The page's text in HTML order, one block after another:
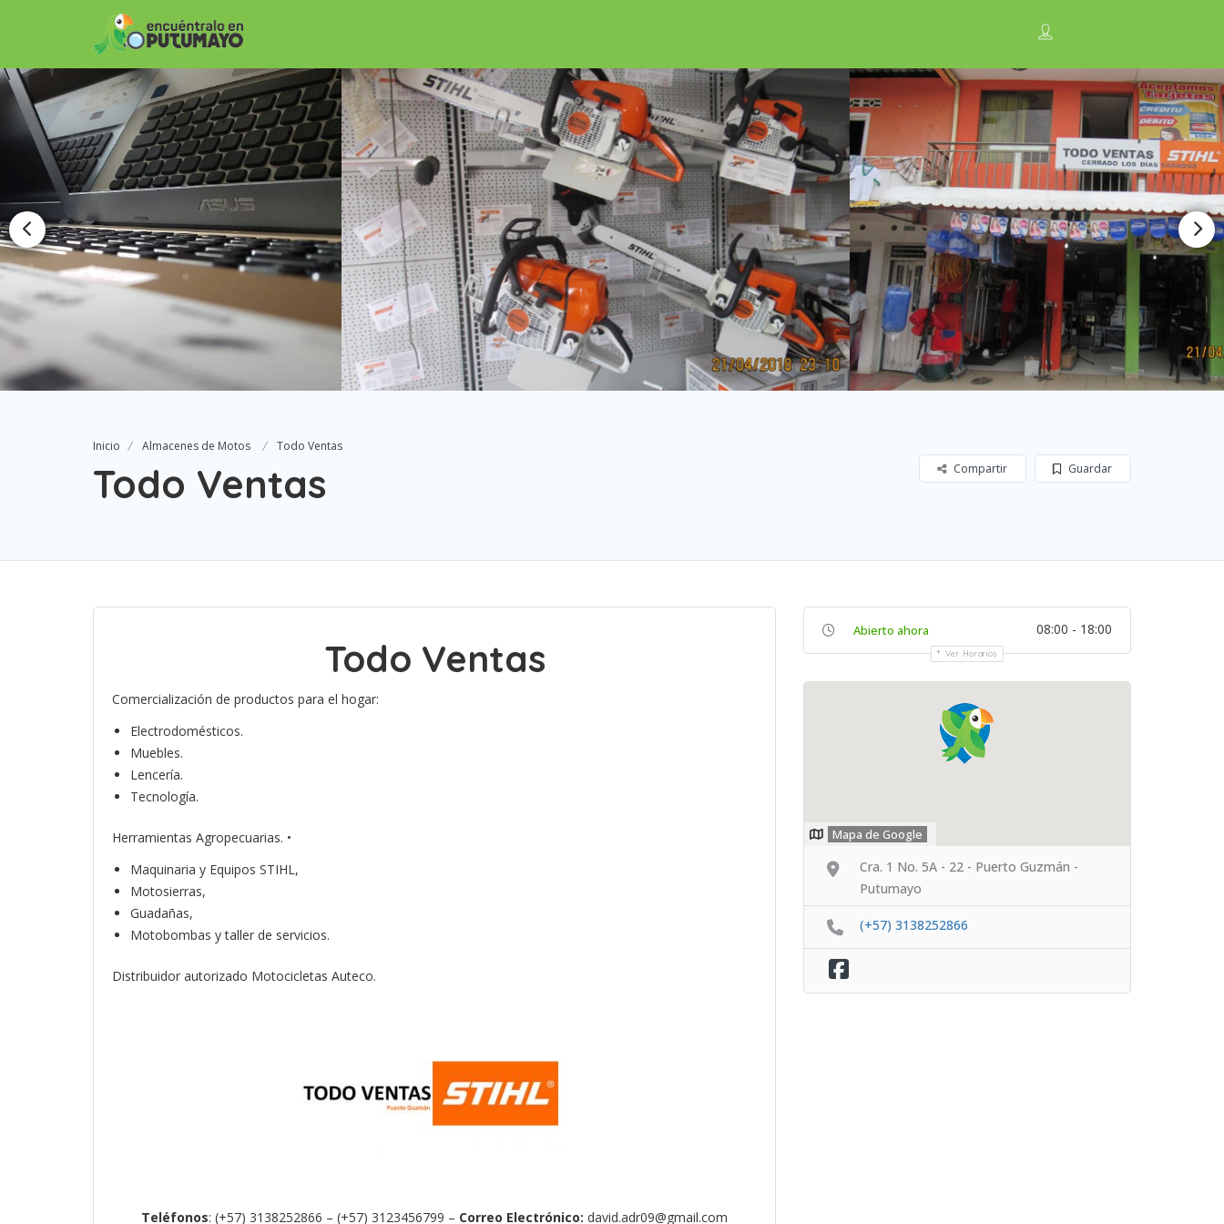
Inicio Almacenes de Motos Todo Ventas
Todo Ventas Guardar
Compartir
Todo Ventas
Comercialización de productos para el hogar:
Electrodomésticos.
Muebles.
Lencería.
Tecnología.
Herramientas Agropecuarias. •
Maquinaria y Equipos STIHL,
Motosierras,
Guadañas,
Motobombas y taller de servicios.
Distribuidor autorizado Motocicletas Auteco.
Teléfonos: (+57) 3138252866 – (+57) 3123456799 – Correo Electrónico: david.adr09@gmail.com
Abierto ahora 08:00 - 18:00
Ver Horarios
Mapa de Google
Cra. 1 No. 5A - 22 - Puerto Guzmán -
Putumayo
(+57) 3138252866